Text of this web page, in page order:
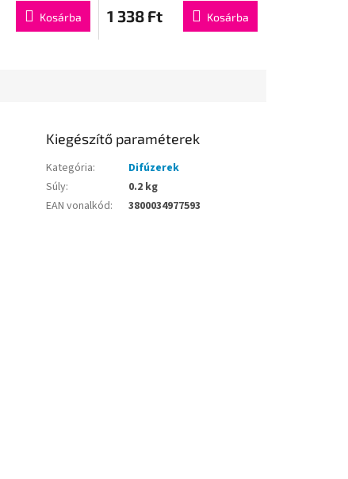
Kosárba 1 338 Ft Kosárba
Kiegészítő paraméterek
Kategória:
Difúzerek
Súly:
0.2 kg
EAN vonalkód: 3800034977593